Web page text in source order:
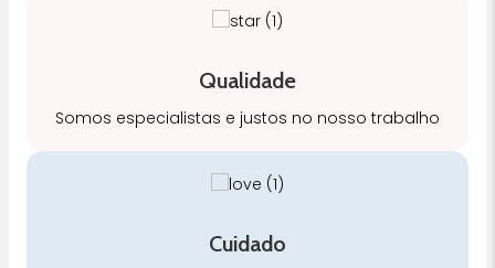
Qualidade
Somos especialistas e justos no nosso trabalho
Cuidado